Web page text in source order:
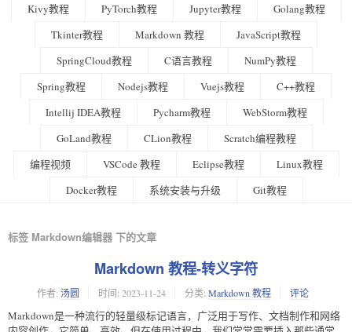
Kivy教程
PyTorch教程 Jupyter教程
Golang教程
Tkinter教程
Markdown 教程
JavaScript教程
SpringCloud教程
C语言教程
NumPy教程
Spring教程
Nodejs教程 Vuejs教程
C++教程
Intellij IDEA教程
Pycharm教程
WebStorm教程
GoLand教程
CLion教程
Scratch编程教程
编程视频
VSCode 教程 Eclipse教程
Linux教程
Docker教程
系统安装与升级 Git教程
标签 Markdown编辑器 下的文章
Markdown 教程-转义字符
作者: 汤圆 时间: 2023-11-24 分类: Markdown 教程 评论
Markdown是一种流行的轻量级标记语言，广泛用于写作、文档制作和网络